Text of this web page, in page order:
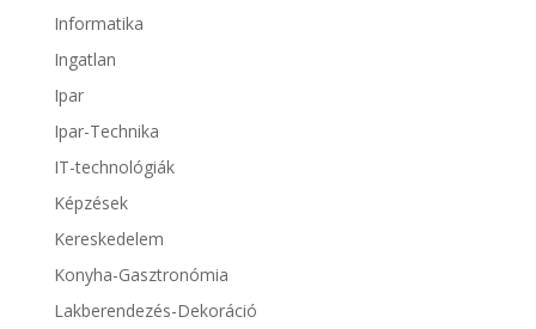
Informatika
Ingatlan
Ipar
Ipar-Technika
IT-technológiák
Képzések
Kereskedelem
Konyha-Gasztronómia
Lakberendezés-Dekoráció